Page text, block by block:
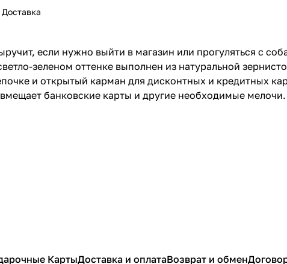
Доставка
если нужно выйти в магазин или прогуляться с
зеленом оттенке выполнен из натуральной
и открытый карман для дисконтных и кредитных
банковские карты и другие необходимые
КартыДоставка и оплатаВозврат и обмен